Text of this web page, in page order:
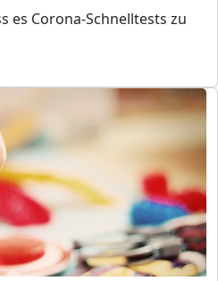
es Corona-Schnelltests zu